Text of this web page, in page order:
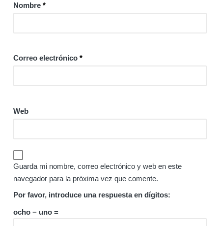
Nombre *
Correo electrónico *
Web
Guarda mi nombre, correo electrónico y web en este
navegador para la próxima vez que comente.
Por favor, introduce una respuesta en dígitos:
ocho − uno =